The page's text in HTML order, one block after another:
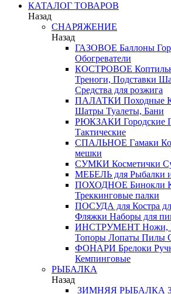
КАТАЛОГ ТОВАРОВ
Назад
СНАРЯЖЕНИЕ
Назад
ГАЗОВОЕ Баллоны
Обогреватели
КОСТРОВОЕ
Треноги, Подставки
Средства для розжига
ПАЛАТКИ Походные
Шатры Туалеты, Бани
РЮКЗАКИ Городские
Тактические
СПАЛЬНОЕ Гамаки
мешки
СУМКИ Косметички
МЕБЕЛЬ для Рыбалки
ПОХОДНОЕ Бинокли
Треккинговые палки
ПОСУДА для Костра
Фляжки Наборы для
ИНСТРУМЕНТ Ножи,
Топоры Лопаты Пилы
ФОНАРИ Брелоки
Кемпинговые
РЫБАЛКА
Назад
ЗИМНЯЯ РЫБАЛКА